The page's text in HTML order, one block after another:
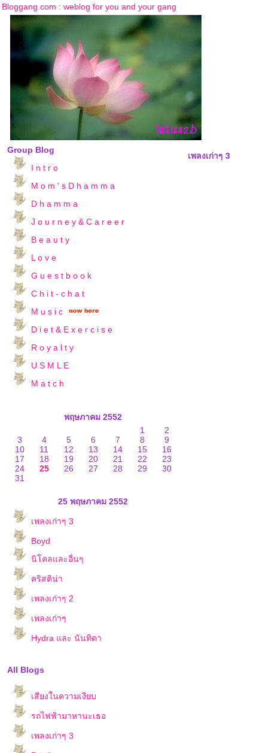
Bloggang.com : weblog for you and your gang
Group Blog
I n t r o
M o m ' s D h a m m a
D h a m m a
J o u r n e y & C a r e e r
B e a u t y
L o v e
G u e s t b o o k
C h i t - c h a t
M u s i c
D i e t & E x e r c i s e
R o y a l t y
U S M L E
M a t c h
พฤษภาคม 2552
1
2
3
4 5 6 7 8
9
10
11 12 13 14 15
16
17
18 19 20 21 22
23
24
25 26 27 28 29
30
31
25 พฤษภาคม 2552
เพลงเก่าๆ 3
Boyd
นิโคลและอื่นๆ
คริสติน่า
เพลงเก่าๆ 2
เพลงเก่าๆ
Hydra และ นันทิดา
All Blogs
เสียงในความเงียบ
รถไฟฟ้ามาหานะเธอ
เพลงเก่าๆ 3
เพลงเก่าๆ 3